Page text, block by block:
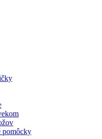
pomôcky